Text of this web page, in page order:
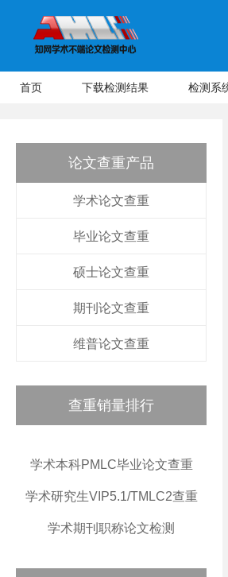
首页 下载检测结果 检测系
论文查重产品
学术论文查重
毕业论文查重
硕士论文查重
期刊论文查重
维普论文查重
查重销量排行
学术本科PMLC毕业论文查重
学术研究生VIP5.1/TMLC2查重
学术期刊职称论文检测